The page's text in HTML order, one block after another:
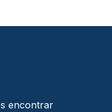
encontrar